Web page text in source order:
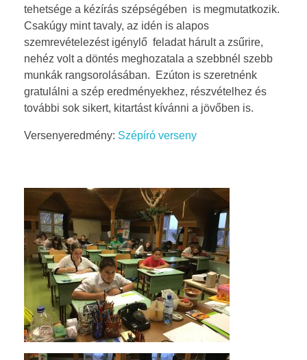
r
ó
v
e
r
e
n
y
2
-
8
tehetsége a kézírás szépségében is megmutatkozik.
Csakúgy mint tavaly, az idén is alapos
szemrevételezést igénylő feladat hárult a zsűrire,
nehéz volt a döntés meghozatala a szebbnél szebb
munkák rangsorolásában. Ezúton is szeretnénk
gratulálni a szép eredményekhez, részvételhez és
további sok sikert, kitartást kívánni a jövőben is.
Versenyeredmény: Szépíró verseny